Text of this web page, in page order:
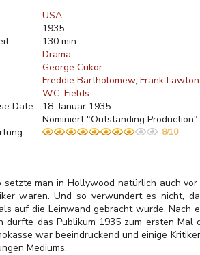
USA
1935
130 min
Drama
George Cukor
Freddie Bartholomew Frank Lawton
W.C. Fields
Date
18. Januar 1935
Nominiert "Outstanding Production"
8/10
setzte man in Hollywood natürlich auch
waren. Und so verwundert es nicht,
auf die Leinwand gebracht wurde. Nach
durfte das Publikum 1935 zum ersten
war beeindruckend und einige
Mediums.